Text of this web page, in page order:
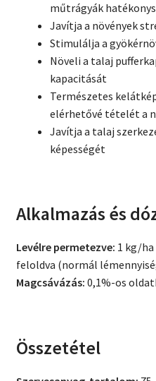
műtrágyák
Javítja a növények
Stimulálja a
Növeli a talaj
kapacitását
Természetes
elérhetővé tételét a
Javítja a talaj
képességét
Alkalmazás és
Levélre permetezve: 1 kg/
feloldva (normál
Magcsávázás: 0,1%-os
Összetétel